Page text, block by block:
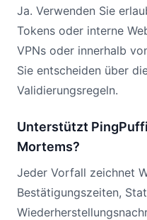
Ja. Verwenden Sie
Tokens oder interne
VPNs oder innerhalb
Sie entscheiden über
Validierungsregeln.
Unterstützt
Mortems?
Jeder Vorfall zeichnet
Bestätigungszeiten,